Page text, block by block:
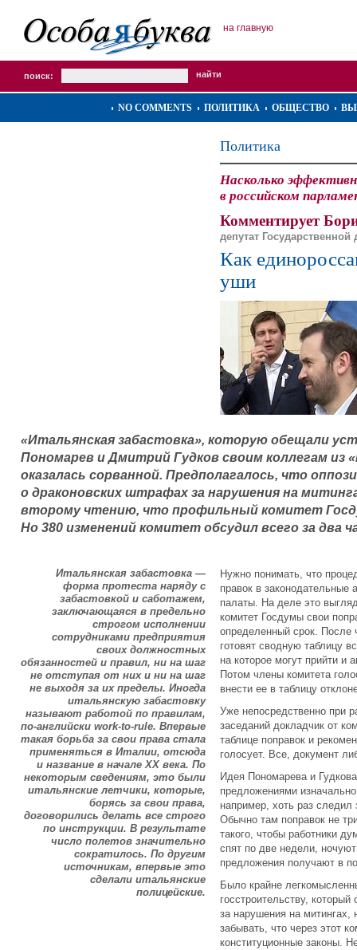
на главную
поиск:
NO COMMENTS ПОЛИТИКА ОБЩЕСТВО
Политика
Насколько
в российском
Комментирует
депутат
Как
уши
«Итальянская забастовка», которую обещали
Пономарев и Дмитрий Гудков своим коллегам из
оказалась сорванной. Предполагалось, что
о драконовских штрафах за нарушения на
второму чтению, что профильный комитет
Но 380 изменений комитет обсудил всего за два
Итальянская забастовка —
форма протеста наряду с
забастовкой и саботажем,
заключающаяся в предельно
строгом исполнении
сотрудниками предприятия
своих должностных
обязанностей и правил, ни на шаг
не отступая от них и ни на шаг
не выходя за их пределы. Иногда
итальянскую забастовку
называют работой по правилам,
по-английски work-to-rule. Впервые
такая борьба за свои права стала
применяться в Италии, отсюда
и название в начале XX века. По
некоторым сведениям, это были
итальянские летчики, которые,
борясь за свои права,
договорились делать все строго
по инструкции. В результате
число полетов значительно
сократилось. По другим
источникам, впервые это
сделали итальянские
полицейские.
Нужно понимать, что
правок в законодательные
палаты. На деле это
комитет Госдумы свои
определенный срок. После
готовят сводную таблицу
на которое могут прийти и
Потом члены комитета
внести ее в таблицу
Уже непосредственно при
заседаний докладчик от
таблице поправок и
голосует. Все, документ
Идея Пономарева и
предложениями
например, хоть раз
Обычно там поправок не
такого, чтобы работники
спят по две недели,
предложения получают в
Было крайне
госстроительству,
за нарушения на митингах,
забывать, что через этот
конституционные законы.